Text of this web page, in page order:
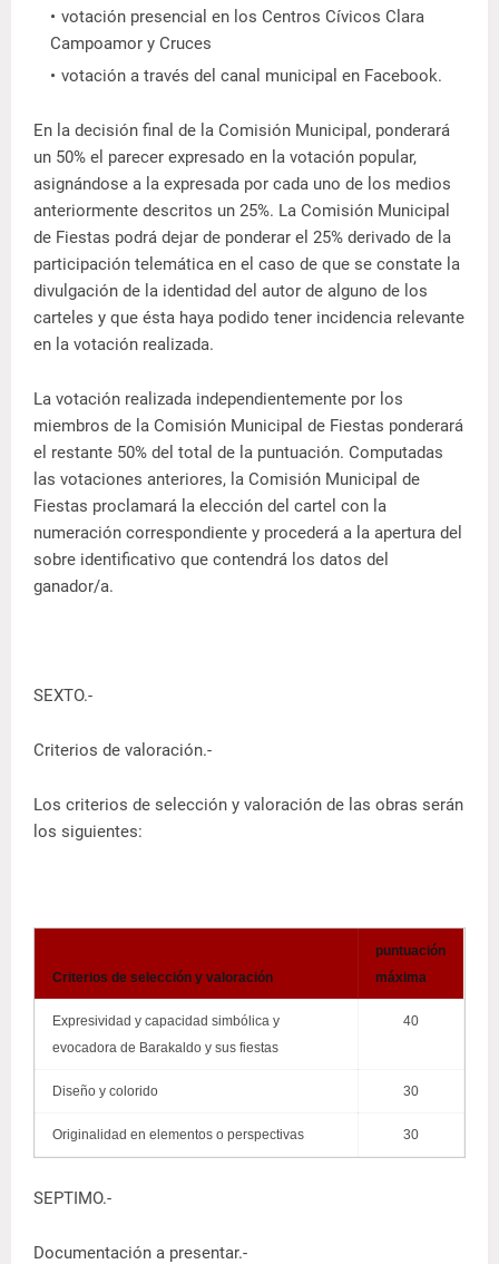
votación presencial en los Centros Cívicos Clara
Campoamor y Cruces
votación a través del canal municipal en Facebook.
En la decisión final de la Comisión Municipal, ponderará
un 50% el parecer expresado en la votación popular,
asignándose a la expresada por cada uno de los medios
anteriormente descritos un 25%. La Comisión Municipal
de Fiestas podrá dejar de ponderar el 25% derivado de la
participación telemática en el caso de que se constate la
divulgación de la identidad del autor de alguno de los
carteles y que ésta haya podido tener incidencia relevante
en la votación realizada.
La votación realizada independientemente por los
miembros de la Comisión Municipal de Fiestas ponderará
el restante 50% del total de la puntuación. Computadas
las votaciones anteriores, la Comisión Municipal de
Fiestas proclamará la elección del cartel con la
numeración correspondiente y procederá a la apertura del
sobre identificativo que contendrá los datos del
ganador/a.
SEXTO.-
Criterios de valoración.-
Los criterios de selección y valoración de las obras serán
los siguientes:
Criterios de selección y valoración
puntuación
máxima
Expresividad y capacidad simbólica y
evocadora de Barakaldo y sus fiestas
40
Diseño y colorido 30
Originalidad en elementos o perspectivas 30
SEPTIMO.-
Documentación a presentar.-